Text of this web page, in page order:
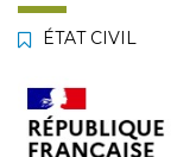
ÉTAT CIVIL